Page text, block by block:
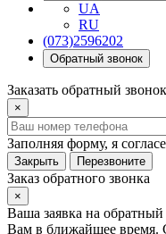
UA
RU
(073)2596202
Обратный звонок
Заказать обратный звонок
×
Заполняя форму, я
Закрыть Перезвоните
Заказ обратного звонка
×
Ваша заявка на
Вам в ближайшее время.